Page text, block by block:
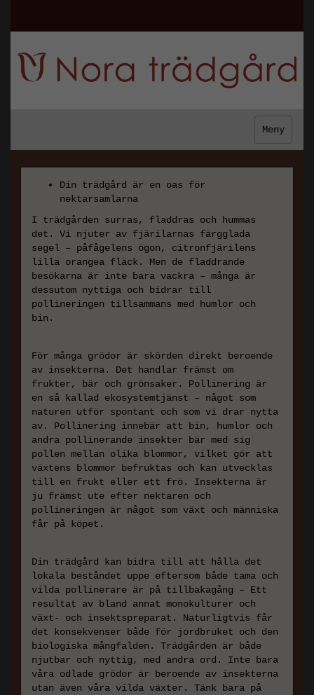
Meny
Din trädgård är en oas för
nektarsamlarna
I trädgården surras, fladdras och hummas
det. Vi njuter av fjärilarnas färgglada
segel – påfågelens ögon, citronfjärilens
lilla orangea fläck. Men de fladdrande
besökarna är inte bara vackra – många är
dessutom nyttiga och bidrar till
pollineringen tillsammans med humlor och
bin.
För många grödor är skörden direkt beroende
av insekterna. Det handlar främst om
frukter, bär och grönsaker. Pollinering är
en så kallad ekosystemtjänst – något som
naturen utför spontant och som vi drar nytta
av. Pollinering innebär att bin, humlor och
andra pollinerande insekter bär med sig
pollen mellan olika blommor, vilket gör att
växtens blommor befruktas och kan utvecklas
till en frukt eller ett frö. Insekterna är
ju främst ute efter nektaren och
pollineringen är något som växt och människa
får på köpet.
Din trädgård kan bidra till att hålla det
lokala beståndet uppe eftersom både tama och
vilda pollinerare är på tillbakagång – Ett
resultat av bland annat monokulturer och
växt- och insektspreparat. Naturligtvis får
det konsekvenser både för jordbruket och den
biologiska mångfalden. Trädgården är både
njutbar och nyttig, med andra ord. Inte bara
våra odlade grödor är beroende av insekterna
utan även våra vilda växter. Tänk bara på